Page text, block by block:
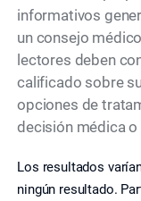
informativos
un consejo
lectores deben
calificado sobre
opciones de
decisión médica
Los resultados
ningún resultado.